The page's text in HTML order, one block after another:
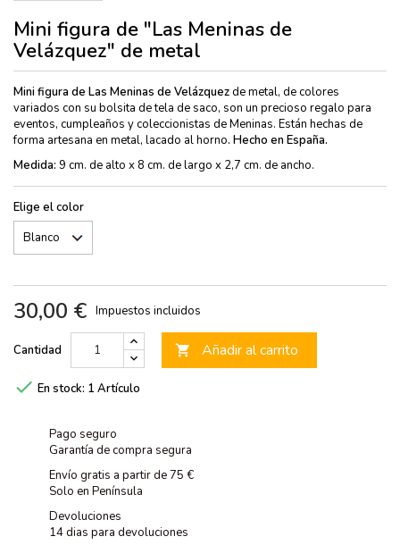
Mini figura de "Las Meninas de
Velázquez" de metal
Mini figura de Las Meninas de Velázquezde metal, de colores
variados con su bolsita de tela de saco, son un precioso regalo para
eventos, cumpleaños y coleccionistas de Meninas. Están hechas de
forma artesana en metal, lacado al horno. Hecho en España.
Medida: 9 cm. de alto x 8 cm. de largo x 2,7 cm. de ancho.
Elige el color
30,00 € Impuestos incluidos
Cantidad  Añadir al carrito
 En stock: 1 Artículo
Pago seguro
Garantía de compra segura
Envío gratis a partir de 75 €
Solo en Península
Devoluciones
14 dias para devoluciones